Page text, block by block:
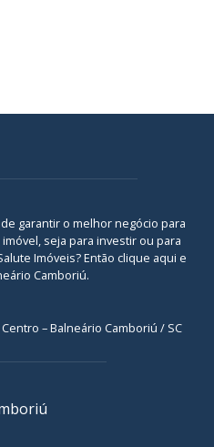
garantir o melhor negócio para
seja para investir ou para
Imóveis? Então clique aqui e
Camboriú.
– Balneário Camboriú / SC